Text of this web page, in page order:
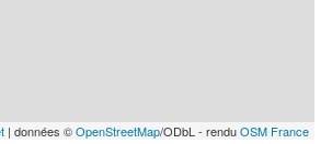
| données ©OpenStreetMap/ODbL - renduOSM France